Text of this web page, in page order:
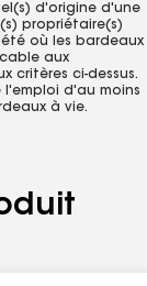
ou au vent. Le
à l'eau, il n'est
synthétique
des biens.
d'origine d'une
propriétaire(s)
où les bardeaux
aux
critères ci-dessus.
l'emploi d'au moins
à vie.